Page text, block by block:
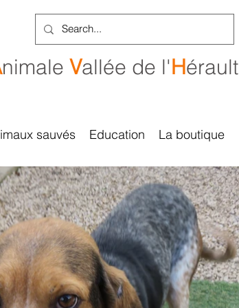
nimale Vallée de l'Hérault
sauvés Education La boutique